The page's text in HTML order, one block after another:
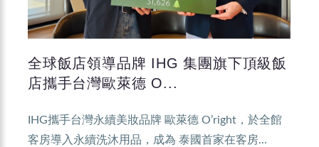
全球飯店領導品牌 IHG 集團旗下頂級飯
店攜手台灣歐萊德 O...
IHG攜手台灣永續美妝品牌 歐萊德 O’right，於全館
客房導入永續洗沐用品，成為 泰國首家在客房...